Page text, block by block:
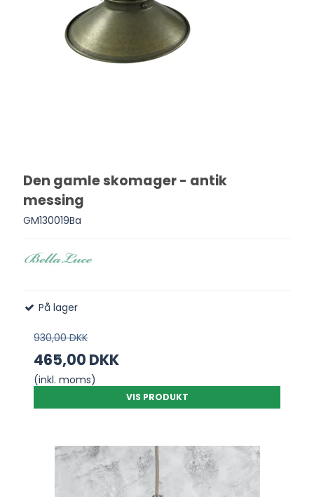
Den gamle skomager - antik
messing
GM130019Ba
På lager
930,00 DKK
465,00 DKK
(inkl. moms)
VIS PRODUKT